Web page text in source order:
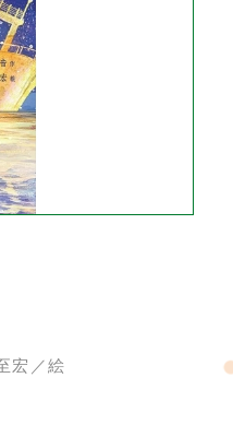
宏／絵